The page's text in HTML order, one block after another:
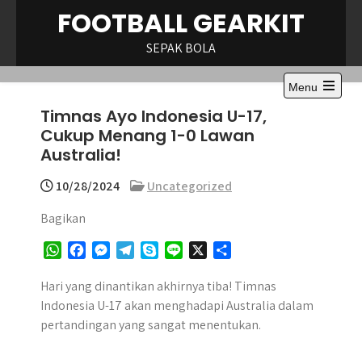
FOOTBALL GEARKIT
SEPAK BOLA
Menu
Open
Timnas Ayo Indonesia U-17,
Cukup Menang 1-0 Lawan
Australia!
10/28/2024
Uncategorized
Bagikan
W
a
t
s
c
e
b
s
s
e
l
e
g
y
p
e
n
e
a
r
e
Hari yang dinantikan akhirnya tiba! Timnas
Indonesia U-17 akan menghadapi Australia dalam
pertandingan yang sangat menentukan.